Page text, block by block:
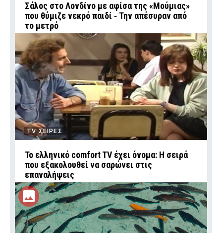
Σάλος στο Λονδίνο με αφίσα της «Μούμιας»
που θύμιζε νεκρό παιδί ‑ Την απέσυραν από
το μετρό
TV ΣΕΙΡΕΣ
Το ελληνικό comfort TV έχει όνομα: Η σειρά
που εξακολουθεί να σαρώνει στις
επαναλήψεις